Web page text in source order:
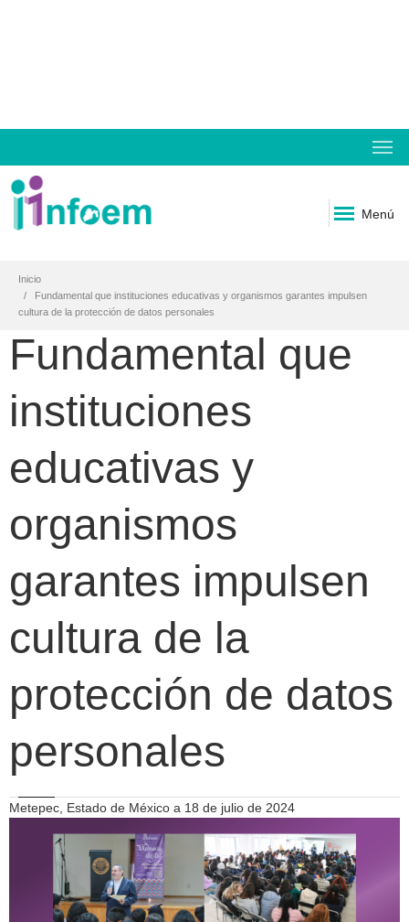
Menú
Inicio
Fundamental que instituciones educativas y organismos garantes impulsen
cultura de la protección de datos personales
Fundamental que
instituciones
educativas y
organismos
garantes impulsen
cultura de la
protección de datos
personales
Metepec, Estado de México a 18 de julio de 2024